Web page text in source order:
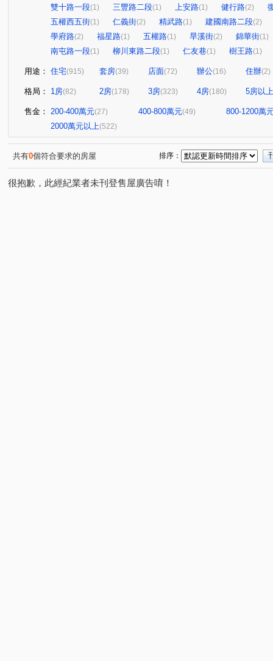
雙十路一段(1) 三豐路二段(1) 上安路(1) 健行路(2)
五權西五街(1) 仁義街(2) 精武路(1) 建國南路二段(2)
學府路(2) 福星路(1) 五權路(1) 旱溪街(2) 錦華街(1)
南屯路一段(1) 柳川東路二段(1) 仁友巷(1) 樹王路(1)
用途： 住宅(915) 套房(39) 店面(72) 辦公(16) 住辦(2)
格局： 1房(82) 2房(178) 3房(323) 4房(180) 5房以上
售金： 200-400萬元(27) 400-800萬元(49)
800-1200萬
2000萬元以上(522)
共有0個符合要求的房屋 排序：
很抱歉，此經紀業者未刊登售屋廣告唷！